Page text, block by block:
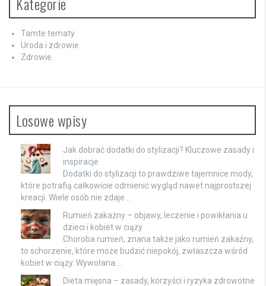
Tamte tematy
Uroda i zdrowie
Zdrowie
Losowe wpisy
Jak dobrać dodatki do stylizacji? Kluczowe zasady i
inspiracje
Dodatki do stylizacji to prawdziwe tajemnice mody,
które potrafią całkowicie odmienić wygląd nawet najprostszej
kreacji. Wiele osób nie zdaje …
Rumień zakaźny – objawy, leczenie i powikłania u
dzieci i kobiet w ciąży
Choroba rumień, znana także jako rumień zakaźny,
to schorzenie, które może budzić niepokój, zwłaszcza wśród
kobiet w ciąży. Wywołana …
Dieta mięsna – zasady, korzyści i ryzyka zdrowotne